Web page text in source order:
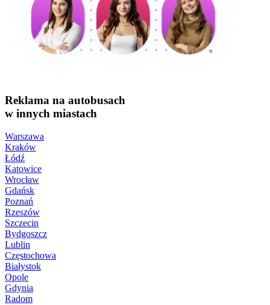
Reklama na autobusach
w innych miastach
Warszawa
Kraków
Łódź
Katowice
Wrocław
Gdańsk
Poznań
Rzeszów
Szczecin
Bydgoszcz
Lublin
Częstochowa
Białystok
Opole
Gdynia
Radom